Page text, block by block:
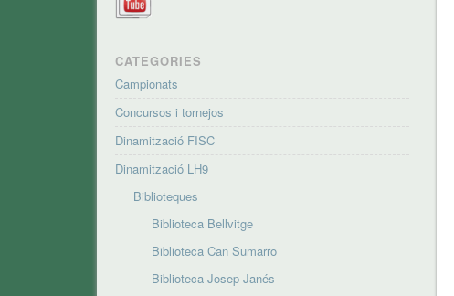
CATEGORIES
Campionats
Concursos i tornejos
Dinamització FISC
Dinamització LH9
Biblioteques
Biblioteca Bellvitge
Biblioteca Can Sumarro
Biblioteca Josep Janés